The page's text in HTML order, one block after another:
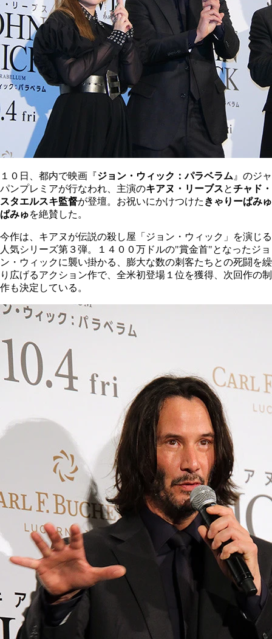
１０日、都内で映画『ジョン・ウィック：パラベラム 』のジャ
パンプレミアが行なわれ、主演のキアヌ・リーブスとチャド・
スタエルスキ監督が登壇。お祝いにかけつけた きゃりーぱみゅ
ぱみゅを絶賛した。
今作は、キアヌが伝説の殺し屋「ジョン・ウィック」を演じる
人気シリーズ第３弾。１４００万ドルの"賞金首"となったジョ
ン・ウィックに襲い掛かる、膨大な数の刺客たちとの死闘を繰
り広げるアクション作で、全米初登場１位を獲得、次回作の制
作も決定している。